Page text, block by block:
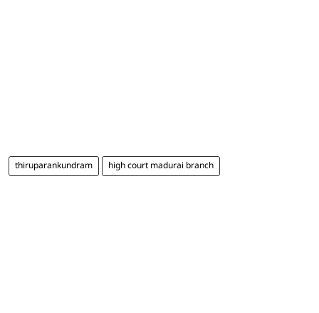
thiruparankundram high court madurai branch